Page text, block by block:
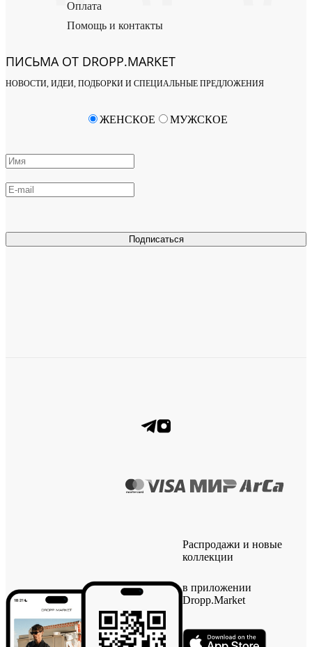
Оплата
Помощь и контакты
ПИСЬМА ОТ DROPP.MARKET
НОВОСТИ, ИДЕИ, ПОДБОРКИ И СПЕЦИАЛЬНЫЕ ПРЕДЛОЖЕНИЯ
Подписаться
ЖЕНСКОЕ МУЖСКОЕ
Распродажи и новые
коллекции
в приложении
Dropp.Market